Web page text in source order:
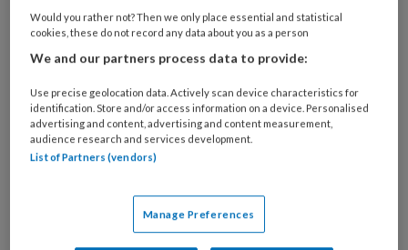
Blog Job van Velsen: Een plek voor
ieder kind
Wat voor een samenleving heeft de school, het
instituut waar opvoeden en onderwijs
in een IKC, een mini-samenleving, zal doorwerken
in samenlevingen waar kinderen aan deelnemen.'
Would you rather not? Then we only place essential and statistical
cookies, these do not record any data about you as a person
We and our partners process data to provide:
Use precise geolocation data. Actively scan device characteristics for
identification. Store and/or access information on a device. Personalised
advertising and content, advertising and content measurement,
audience research and services development.
List of Partners (vendors)
Manage Preferences